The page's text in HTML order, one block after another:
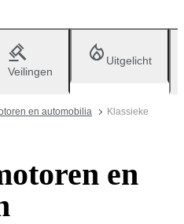
Veilingen
Uitgelicht
en automobilia
Klassieke
en